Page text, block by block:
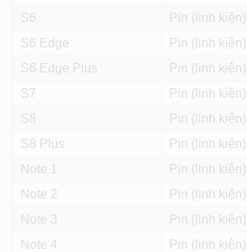
S6
Pin (linh kiện)
S6 Edge
Pin (linh kiện)
S6 Edge Plus
Pin (linh kiện)
S7
Pin (linh kiện)
S8
Pin (linh kiện)
S8 Plus
Pin (linh kiện)
Note 1
Pin (linh kiện)
Note 2
Pin (linh kiện)
Note 3
Pin (linh kiện)
Note 4
Pin (linh kiện)